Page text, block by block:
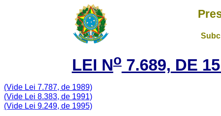
LEI No7.689, DE
(Vide Lei 7.787, de 1989)
(Vide Lei 8.383, de 1991)
(Vide Lei 9.249, de 1995)